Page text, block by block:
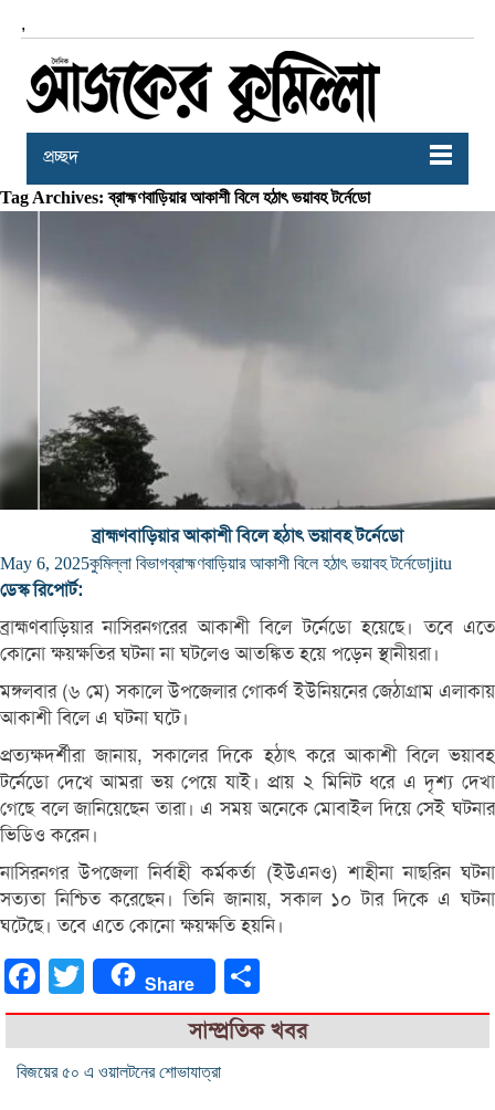
,
প্রচ্ছদ
Tag Archives: ব্রাহ্মণবাড়িয়ার আকাশী বিলে হঠাৎ ভয়াবহ টর্নেডো
ব্রাহ্মণবাড়িয়ার আকাশী বিলে হঠাৎ ভয়াবহ টর্নেডো
May 6, 2025কুমিল্লা বিভাগব্রাহ্মণবাড়িয়ার আকাশী বিলে হঠাৎ ভয়াবহ টর্নেডোjitu
ডেস্ক রিপোর্ট:
ব্রাহ্মণবাড়িয়ার নাসিরনগরের আকাশী বিলে টর্নেডো হয়েছে। তবে এতে
কোনো ক্ষয়ক্ষতির ঘটনা না ঘটলেও আতঙ্কিত হয়ে পড়েন স্থানীয়রা।
মঙ্গলবার (৬ মে) সকালে উপজেলার গোকর্ণ ইউনিয়নের জেঠাগ্রাম এলাকায়
আকাশী বিলে এ ঘটনা ঘটে।
প্রত্যক্ষদর্শীরা জানায়, সকালের দিকে হঠাৎ করে আকাশী বিলে ভয়াবহ
টর্নেডো দেখে আমরা ভয় পেয়ে যাই। প্রায় ২ মিনিট ধরে এ দৃশ্য দেখা
গেছে বলে জানিয়েছেন তারা। এ সময় অনেকে মোবাইল দিয়ে সেই ঘটনার
ভিডিও করেন।
নাসিরনগর উপজেলা নির্বাহী কর্মকর্তা (ইউএনও) শাহীনা নাছরিন ঘটনা
সত্যতা নিশ্চিত করেছেন। তিনি জানায়, সকাল ১০ টার দিকে এ ঘটনা
ঘটেছে। তবে এতে কোনো ক্ষয়ক্ষতি হয়নি।
FacebookTwitter Share
সাম্প্রতিক খবর
বিজয়ের ৫০ এ ওয়ালটনের শোভাযাত্রা